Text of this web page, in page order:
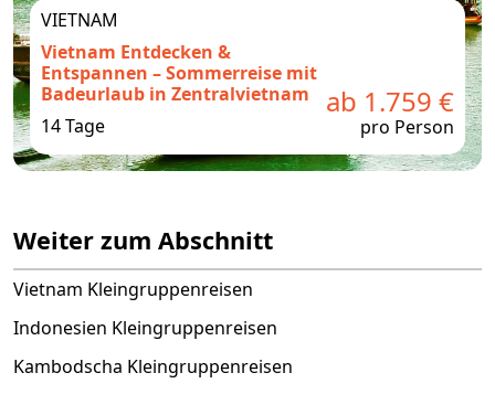
VIETNAM
Vietnam Entdecken &
Entspannen – Sommerreise mit
Badeurlaub in Zentralvietnam
14 Tage
ab 1.759 €
pro Person
Weiter zum Abschnitt
Vietnam Kleingruppenreisen
Indonesien Kleingruppenreisen
Kambodscha Kleingruppenreisen